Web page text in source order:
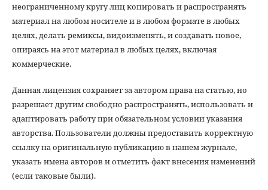
неограниченному кругу лиц копировать и распространять
материал на любом носителе и в любом формате в любых
целях, делать ремиксы, видоизменять, и создавать новое,
опираясь на этот материал в любых целях, включая
коммерческие.
Данная лицензия сохраняет за автором права на статью, но
разрешает другим свободно распространять, использовать и
адаптировать работу при обязательном условии указания
авторства. Пользователи должны предоставить корректную
ссылку на оригинальную публикацию в нашем журнале,
указать имена авторов и отметить факт внесения изменений
(если таковые были).